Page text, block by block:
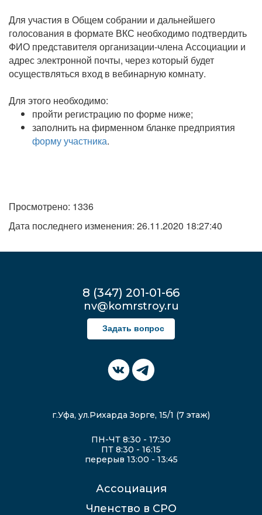
Для участия в Общем собрании и дальнейшего
голосования в формате ВКС необходимо подтвердить
ФИО представителя организации-члена Ассоциации и
адрес электронной почты, через который будет
осуществляться вход в вебинарную комнату.
Для этого необходимо:
пройти регистрацию по форме ниже;
заполнить на фирменном бланке предприятия
форму участника.
Просмотрено: 1336
Дата последнего изменения: 26.11.2020 18:27:40
8 (347) 201-01-66
nv@komrstroy.ru
Задать вопрос
г.Уфа, ул.Рихарда Зорге, 15/1 (7 этаж)
ПН-ЧТ 8:30 - 17:30
ПТ 8:30 - 16:15
перерыв 13:00 - 13:45
Ассоциация
Членство в СРО